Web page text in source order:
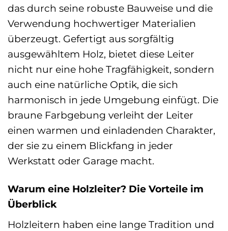
das durch seine robuste Bauweise und die
Verwendung hochwertiger Materialien
überzeugt. Gefertigt aus sorgfältig
ausgewähltem Holz, bietet diese Leiter
nicht nur eine hohe Tragfähigkeit, sondern
auch eine natürliche Optik, die sich
harmonisch in jede Umgebung einfügt. Die
braune Farbgebung verleiht der Leiter
einen warmen und einladenden Charakter,
der sie zu einem Blickfang in jeder
Werkstatt oder Garage macht.
Warum eine Holzleiter? Die Vorteile im
Überblick
Holzleitern haben eine lange Tradition und